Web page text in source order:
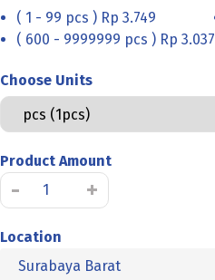
( 1 - 99 pcs ) Rp 3.749
( 600 - 9999999 pcs ) Rp 3.037
Choose Units
Product Amount
-
Kuantitas
BAUT
BAJA
10.9
+
Location
Surabaya Barat